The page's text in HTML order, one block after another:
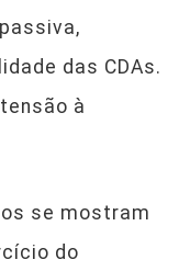
das CDAs.
à
se mostram
do